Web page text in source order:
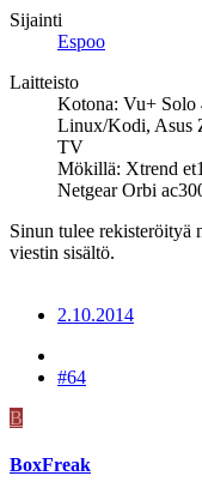
Sijainti
Espoo
Laitteisto
Kotona: Vu+ Solo
Linux/Kodi, Asus
TV
Mökillä: Xtrend
Netgear Orbi
Sinun tulee rekisteröityä
viestin sisältö.
2.10.2014
#64
B
BoxFreak